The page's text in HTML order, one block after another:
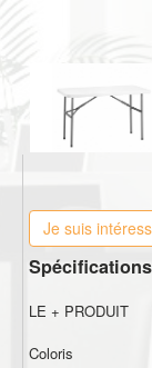
Je suis
Spécifications
LE + PRODUIT
Coloris